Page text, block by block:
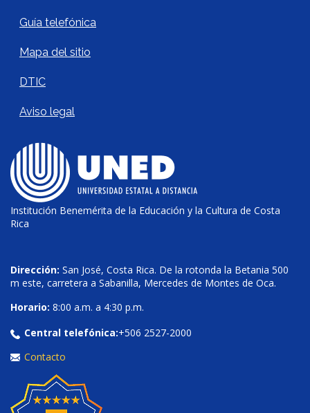
Guía telefónica
Mapa del sitio
DTIC
Aviso legal
Institución Benemérita de la Educación y la Cultura de Costa
Rica
Dirección: San José, Costa Rica. De la rotonda la Betania 500
m este, carretera a Sabanilla, Mercedes de Montes de Oca.
Horario: 8:00 a.m. a 4:30 p.m.
Central telefónica:+506 2527-2000
Contacto